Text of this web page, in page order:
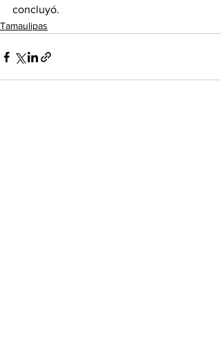
concluyó.
Tamaulipas